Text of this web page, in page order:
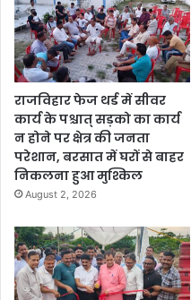
राजविहार फेज थर्ड में सीवर
कार्य के पश्चात् सड़को का कार्य
न होने पर क्षेत्र की जनता
परेशान, बरसात में घरों से बाहर
निकलना हुआ मुश्किल
August 2, 2026